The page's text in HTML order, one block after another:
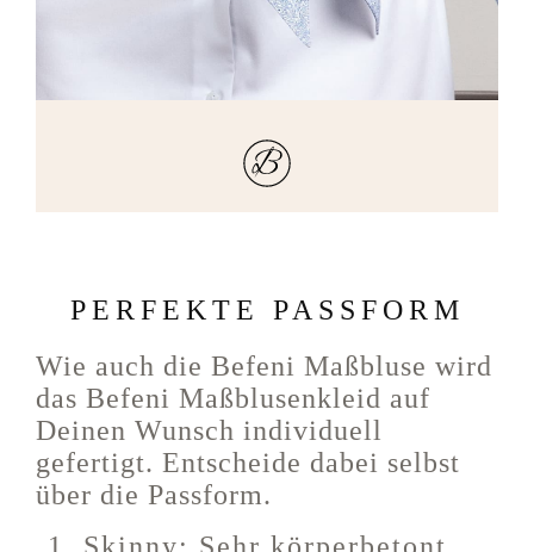
PERFEKTE PASSFORM
Wie auch die Befeni Maßbluse wird
das Befeni Maßblusenkleid auf
Deinen Wunsch individuell
gefertigt. Entscheide dabei selbst
über die Passform.